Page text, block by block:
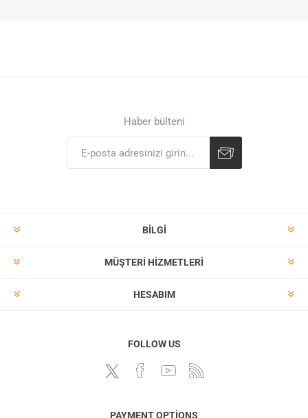
Haber bülteni
BILGI
MÜŞTERI HIZMETLERI
HESABIM
FOLLOW US
PAYMENT OPTIONS